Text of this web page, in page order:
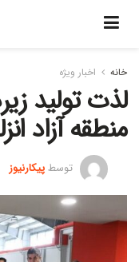
خانه اخبار ویژه
لذت تولید
منطقه آزاد
توسطپیکارنیوز